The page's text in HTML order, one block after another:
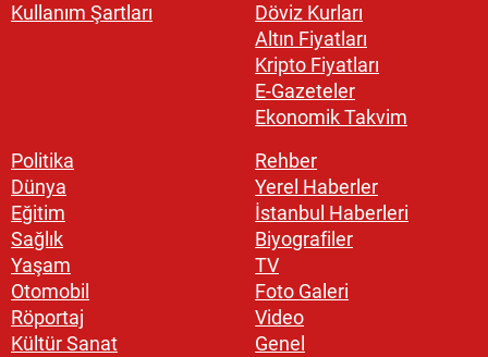
Kullanım Şartları
Döviz Kurları
Altın Fiyatları
Kripto Fiyatları
E-Gazeteler
Ekonomik Takvim
Politika
Dünya
Eğitim
Sağlık
Yaşam
Otomobil
Röportaj
Kültür Sanat
Rehber
Yerel Haberler
İstanbul Haberleri
Biyografiler
TV
Foto Galeri
Video
Genel